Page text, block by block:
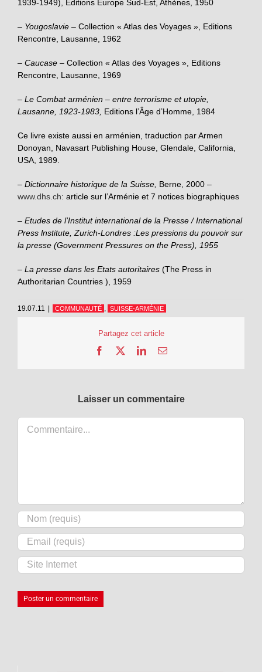
1939-1949), Editions Europe Sud-Est, Athènes, 1950
– Yougoslavie – Collection « Atlas des Voyages », Editions
Rencontre, Lausanne, 1962
– Caucase – Collection « Atlas des Voyages », Editions
Rencontre, Lausanne, 1969
– Le Combat arménien – entre terrorisme et utopie,
Lausanne, 1923-1983, Editions l’Âge d’Homme, 1984
Ce livre existe aussi en arménien, traduction par Armen
Donoyan, Navasart Publishing House, Glendale, California,
USA, 1989.
– Dictionnaire historique de la Suisse, Berne, 2000 –
www.dhs.ch: article sur l’Arménie et 7 notices biographiques
– Etudes de l’Institut international de la Presse / International
Press lnstitute, Zurich-Londres :Les pressions du pouvoir sur
la presse (Government Pressures on the Press), 1955
– La presse dans les Etats autoritaires (The Press in
Authoritarian Countries ), 1959
19.07.11 | COMMUNAUTÉ SUISSE-ARMÉNIE
Partagez cet article
Facebook LinkedInEmail
Laisser un commentaire
Commentaire